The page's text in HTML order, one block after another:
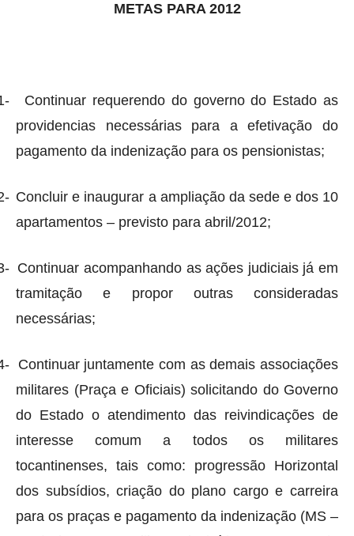
METAS PARA 2012
Continuar requerendo do governo do Estado as
providencias necessárias para a efetivação do
pagamento da indenização para os pensionistas;
Concluir e inaugurar a ampliação da sede e dos 10
apartamentos – previsto para abril/2012;
Continuar acompanhando as ações judiciais já em
tramitação e propor outras consideradas
necessárias;
Continuar juntamente com as demais associações
militares (Praça e Oficiais) solicitando do Governo
do Estado o atendimento das reivindicações de
interesse comum a todos os militares
tocantinenses, tais como: progressão Horizontal
dos subsídios, criação do plano cargo e carreira
para os praças e pagamento da indenização (MS –